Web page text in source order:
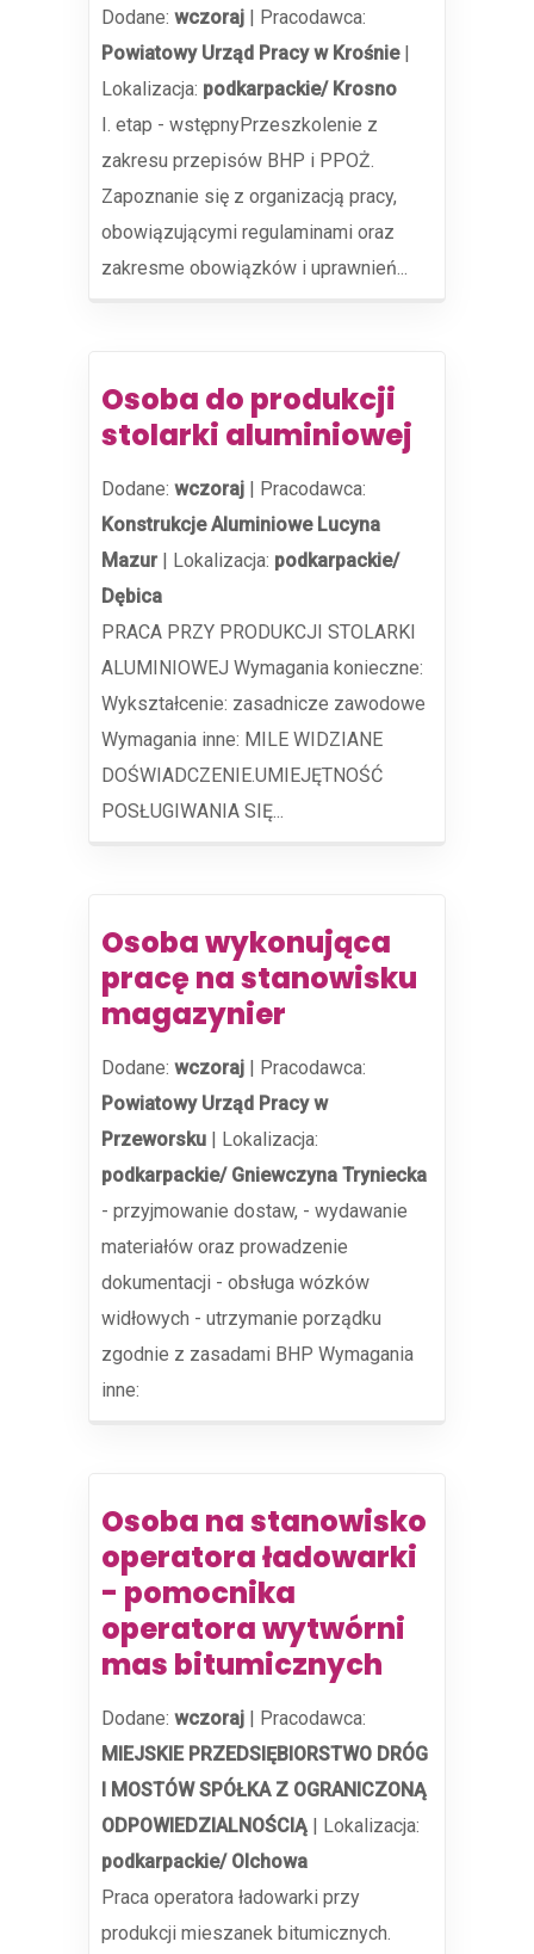
Dodane: wczoraj | Pracodawca:
Powiatowy Urząd Pracy w Krośnie|
Lokalizacja: podkarpackie/ Krosno
I. etap - wstępnyPrzeszkolenie z
zakresu przepisów BHP i PPOŻ.
Zapoznanie się z organizacją pracy,
obowiązującymi regulaminami oraz
zakresme obowiązków i uprawnień...
Osoba do produkcji
stolarki aluminiowej
Dodane: wczoraj | Pracodawca:
Konstrukcje Aluminiowe Lucyna
Mazur| Lokalizacja: podkarpackie/
Dębica
PRACA PRZY PRODUKCJI STOLARKI
ALUMINIOWEJ Wymagania konieczne:
Wykształcenie: zasadnicze zawodowe
Wymagania inne: MILE WIDZIANE
DOŚWIADCZENIE.UMIEJĘTNOŚĆ
POSŁUGIWANIA SIĘ...
Osoba wykonująca
pracę na stanowisku
magazynier
Dodane: wczoraj | Pracodawca:
Powiatowy Urząd Pracy w
Przeworsku | Lokalizacja:
podkarpackie/ Gniewczyna Tryniecka
- przyjmowanie dostaw, - wydawanie
materiałów oraz prowadzenie
dokumentacji - obsługa wózków
widłowych - utrzymanie porządku
zgodnie z zasadami BHP Wymagania
inne:
Osoba na stanowisko
operatora ładowarki
- pomocnika
operatora wytwórni
mas bitumicznych
Dodane: wczoraj | Pracodawca:
MIEJSKIE PRZEDSIĘBIORSTWO DRÓG
I MOSTÓW SPÓŁKA Z OGRANICZONĄ
ODPOWIEDZIALNOŚCIĄ | Lokalizacja:
podkarpackie/ Olchowa
Praca operatora ładowarki przy
produkcji mieszanek bitumicznych.